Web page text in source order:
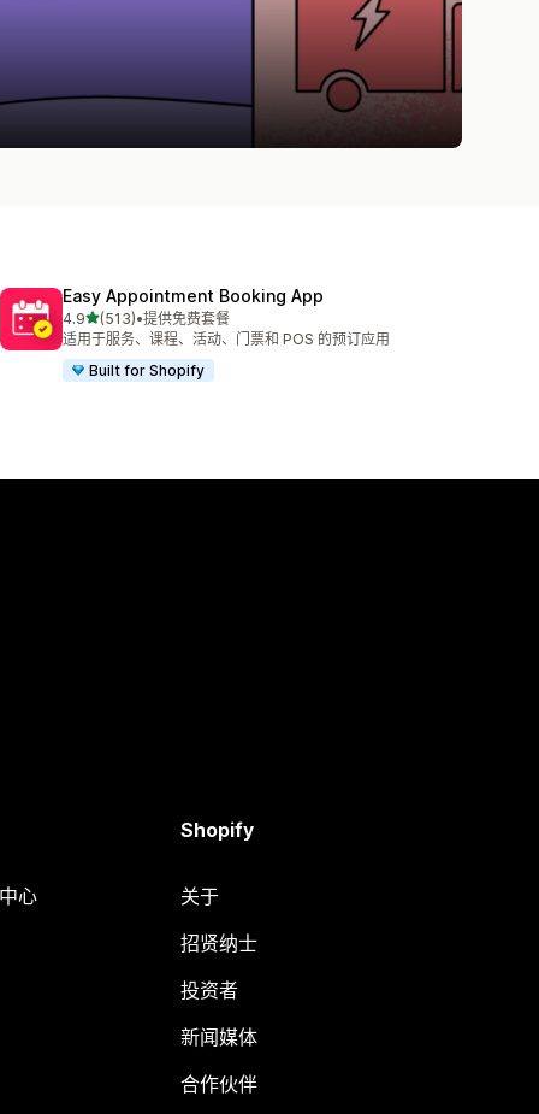
Easy Appointment Booking App
4.9星（满分 5 星）
(513)
总共 513 条评论
•提供免费套餐
适用于服务、课程、活动、门票和 POS 的预订应用
Built for Shopify
心
Shopify
关于
招贤纳士
投资者
新闻媒体
合作伙伴